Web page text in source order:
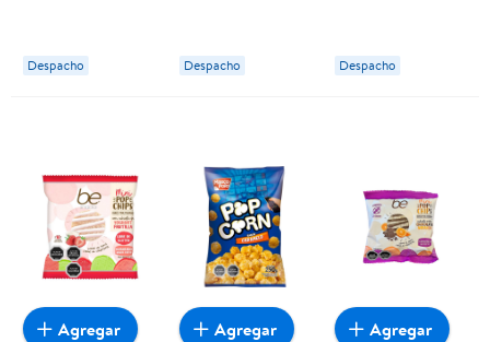
Despacho Despacho Despacho
Agregar Agregar Agregar